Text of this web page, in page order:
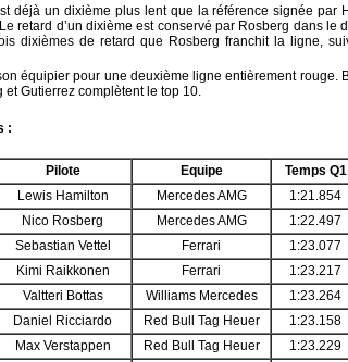
déjà un dixième plus lent que la référence signée par
retard d’un dixième est conservé par Rosberg dans
dixièmes de retard que Rosberg franchit la ligne,
équipier pour une deuxième ligne entièrement rouge.
Gutierrez complètent le top 10.
:
Pilote Equipe Temps Q1
Lewis Hamilton Mercedes AMG 1:21.854
Nico Rosberg Mercedes AMG 1:22.497
Sebastian Vettel Ferrari 1:23.077
Kimi Raikkonen Ferrari 1:23.217
Valtteri Bottas Williams Mercedes 1:23.264
Daniel Ricciardo Red Bull Tag Heuer 1:23.158
Max Verstappen Red Bull Tag Heuer 1:23.229